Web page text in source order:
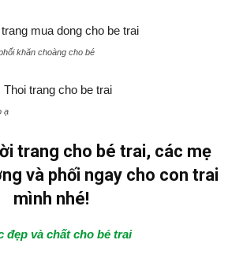
khăn choàng cho bé
ạ
trang cho bé trai, các mẹ
và phối ngay cho con trai
mình nhé!
đẹp và chất cho bé trai